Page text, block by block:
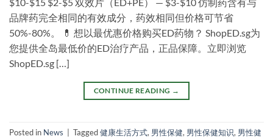
品牌药完全相同的有效成分，药效相同但价格可节省
50%-80%。 💊 想以最优惠价格购买ED药物？ ShopED.sg为
您提供全岛最低价的ED治疗产品，正品保障。立即浏览
ShopED.sg […]
CONTINUE READING →
Posted in News Tagged健康生活方式, 男性保健, 男性保健知识, 男性健